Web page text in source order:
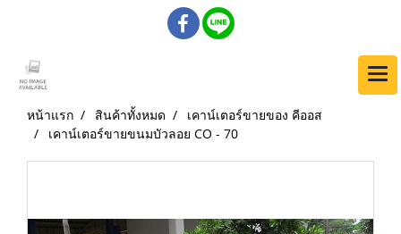
หน้าแรก สินค้าทั้งหมด
เคาน์เตอร์ขายของ คีออส
เคาน์เตอร์ขายขนมบัวลอย CO - 70